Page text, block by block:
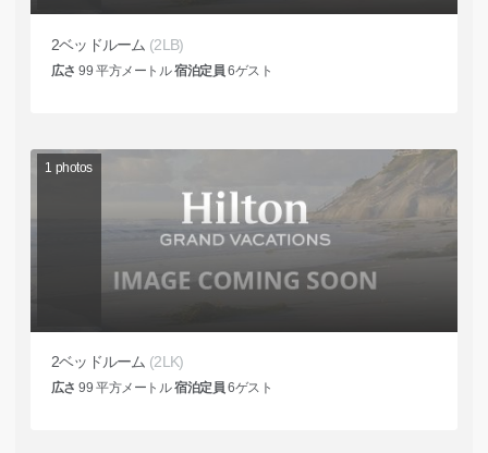
2ベッドルーム (2LB)
広さ 99 平方メートル宿泊定員 6ゲスト
1 photos
2ベッドルーム (2LK)
広さ 99 平方メートル宿泊定員 6ゲスト